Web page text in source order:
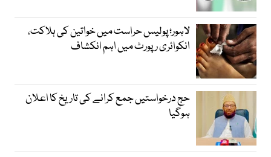
لاہور؛ پولیس حراست میں خواتین کی ہلاکت،
انکوائری رپورٹ میں اہم انکشاف
حج درخواستیں جمع کرانے کی تاریخ کا اعلان
ہوگیا